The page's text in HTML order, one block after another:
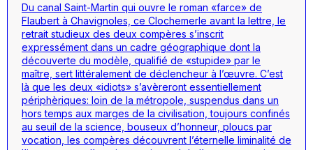
Du canal Saint-Martin qui ouvre le roman «farce» de
Flaubert à Chavignoles, ce Clochemerle avant la lettre, le
retrait studieux des deux compères s’inscrit
expressément dans un cadre géographique dont la
découverte du modèle, qualifié de «stupide» par le
maître, sert littéralement de déclencheur à l’œuvre. C’est
là que les deux «idiots» s’avèreront essentiellement
périphèriques: loin de la métropole, suspendus dans un
hors temps aux marges de la civilisation, toujours confinés
au seuil de la science, bouseux d’honneur, ploucs par
vocation, les compères découvrent l’éternelle liminalité de